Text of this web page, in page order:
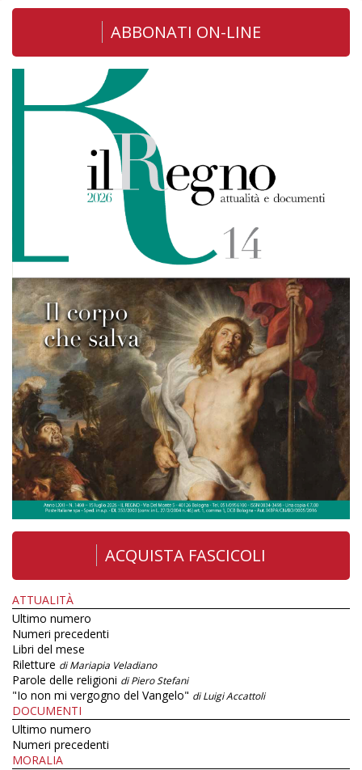
ABBONATI ON-LINE
ACQUISTA FASCICOLI
ATTUALITÀ
Ultimo numero
Numeri precedenti
Libri del mese
Riletture di Mariapia Veladiano
Parole delle religioni di Piero Stefani
"Io non mi vergogno del Vangelo" di Luigi Accattoli
DOCUMENTI
Ultimo numero
Numeri precedenti
MORALIA